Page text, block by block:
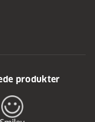
produkter